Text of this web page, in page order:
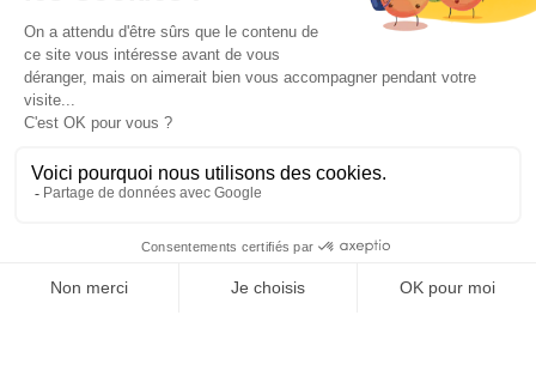
BLACK FRIDAY
Promotions
Su cuenta